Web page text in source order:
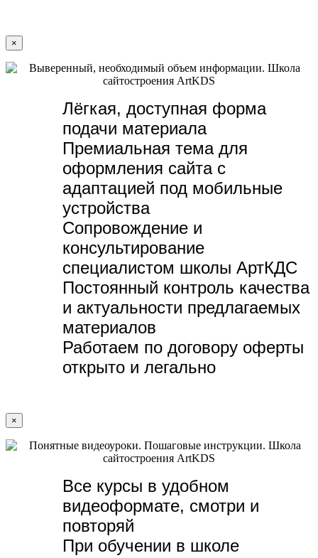
×
Лёгкая, доступная форма
подачи материала
Премиальная тема для
оформления сайта с
адаптацией под мобильные
устройства
Сопровождение и
консультирование
специалистом школы АртКДС
Постоянный контроль качества
и актуальности предлагаемых
материалов
Работаем по договору оферты
открыто и легально
×
Все курсы в удобном
видеоформате, смотри и
повторяй
При обучении в школе